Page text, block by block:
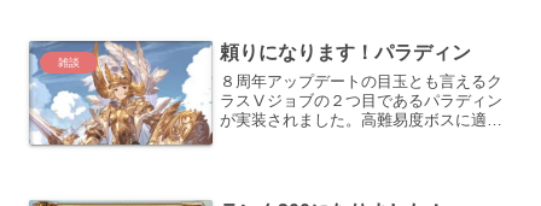
ついては、ひたすら箱を掘っ...
雑談 頼りになります！パラディン
８周年アップデートの目玉とも言えるク
ラスⅤジョブの２つ目であるパラディン
が実装されました。高難易度ボスに適正